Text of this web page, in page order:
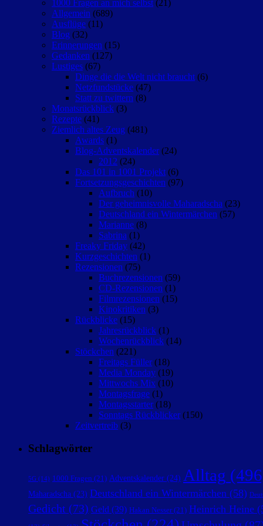
1000 Fragen an mich selbst (21)
Allgemein (689)
Ausflüge (11)
Blog (32)
Erinnerungen (15)
Gedanken (127)
Lustiges (67)
Dinge die die Welt nicht braucht (6)
Netzfundstücke (47)
Statt zu twittern (8)
Monatsrückblick (3)
Rezepte (41)
Ziemlich altes Zeug (481)
Awards (1)
Blog-Adventskalender (24)
2012 (24)
Das 101 in 1001 Projekt (6)
Fortsetzungsgeschichten (97)
Aufbruch (10)
Der geheimnisvolle Maharadscha (23)
Deutschland ein Wintermärchen (57)
Marianne (8)
Sabrina (1)
Freaky Friday (42)
Kurzgeschichten (1)
Rezensionen (75)
Buchrezensionen (59)
CD-Rezensionen (1)
Filmrezensionen (15)
Kinokritiken (3)
Rückblicke (15)
Jahresrückblick (1)
Wochenrückblick (14)
Stöckchen (221)
Freitags Füller (18)
Media Monday (19)
Mittwochs Mix (10)
Montagsfrage (1)
Montagsstarter (18)
Sonntags Rückblicker (150)
Zeitvertreib (3)
Schlagwörter
5G (14) 1000 Fragen (21) Adventskalender (24) Alltag
Maharadscha (23) Deutschland ein Wintermärchen (58)
Gedicht (73) Geld (39) Hakan Nesser(21) Heinrich Heine